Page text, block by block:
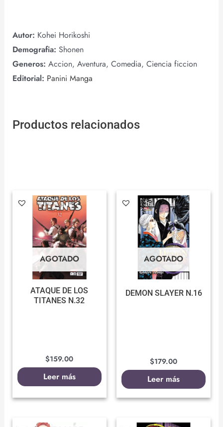
Autor: Kohei Horikoshi
Demografia: Shonen
Generos: Accion, Aventura, Comedia, Ciencia ficcion
Editorial: Panini Manga
Productos relacionados
AGOTADO
ATAQUE DE LOS
TITANES N.32
$159.00
Leer más
AGOTADO
DEMON SLAYER N.16
$179.00
Leer más